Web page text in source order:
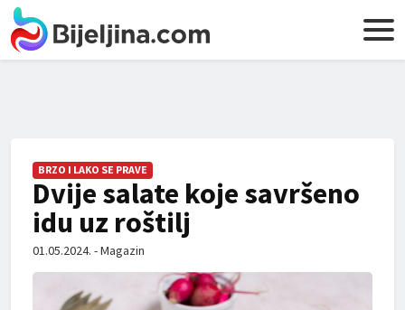
BRZO I LAKO SE PRAVE
Dvije salate koje savršeno
idu uz roštilj
01.05.2024. - Magazin